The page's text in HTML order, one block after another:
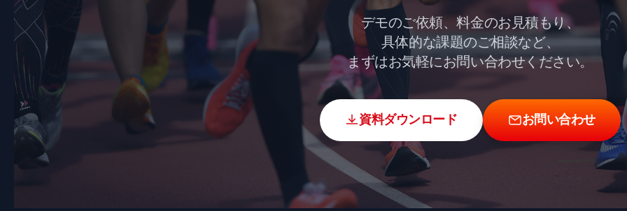
デモのご依頼、料金のお見積もり、
具体的な課題のご相談など、
まずはお気軽にお問い合わせください。
資料ダウンロード お問い合わせ